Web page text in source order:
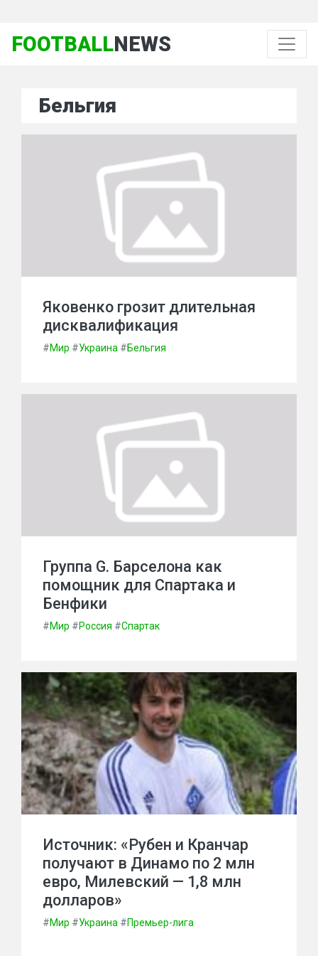
FOOTBALLNEWS
Бельгия
Яковенко грозит длительная
дисквалификация
#Мир #Украина #Бельгия
Группа G. Барселона как
помощник для Спартака и
Бенфики
#Мир #Россия #Спартак
Источник: «Рубен и Кранчар
получают в Динамо по 2 млн
евро, Милевский — 1,8 млн
долларов»
#Мир #Украина #Премьер-лига